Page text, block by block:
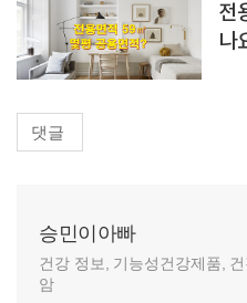
전
나
댓글
승민이아빠
건강 정보, 기능성건강제품,
암